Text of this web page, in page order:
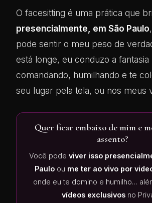
O facesitting é uma prática que
presencialmente, em São Paulo
pode sentir o meu peso de
está longe, eu conduzo a fantasia
comandando, humilhando e te
seu lugar pela tela, ou nos meus
Quer ficar embaixo de mim e
assento?
Você pode viver isso
Paulo ou me ter ao vivo por
onde eu te domino e humilho…
vídeos exclusivosno